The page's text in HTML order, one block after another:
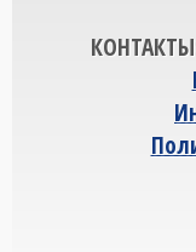
КОНТАКТЫ: